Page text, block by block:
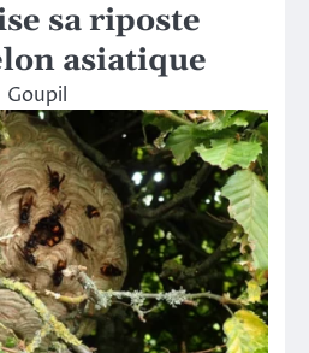
sa riposte
asiatique
Goupil